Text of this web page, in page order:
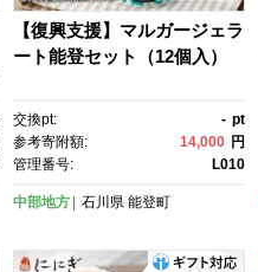
【復興支援】マルガージェラ
ート能登セット（12個入）
交換pt: - pt
参考寄附額:
14,000 円
管理番号:
L010
中部地方 石川県 能登町